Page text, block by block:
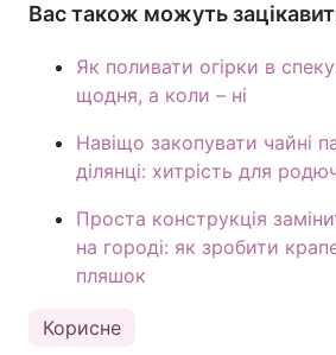
Вас також можуть
Як поливати огірки в
щодня, а коли – ні
Навіщо закопувати чайні
ділянці: хитрість для
Проста конструкція
на городі: як зробити
пляшок
Корисне